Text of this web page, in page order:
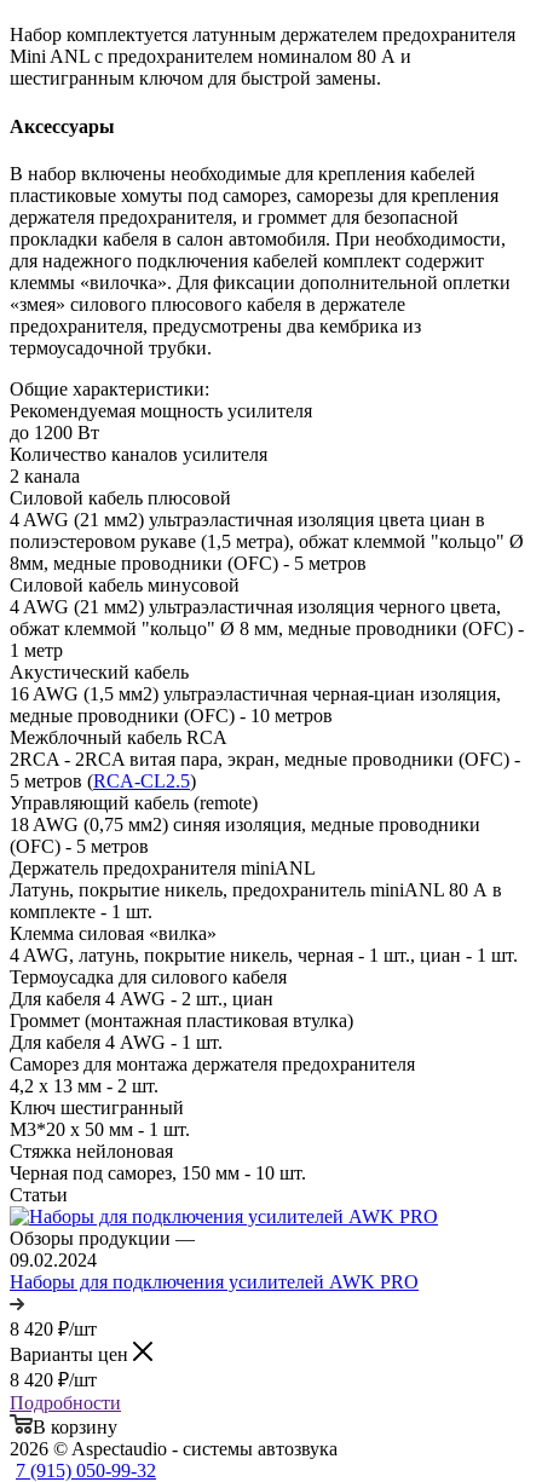
Набор комплектуется латунным держателем предохранителя
Mini ANL с предохранителем номиналом 80 А и
шестигранным ключом для быстрой замены.
Аксессуары
В набор включены необходимые для крепления кабелей
пластиковые хомуты под саморез, саморезы для крепления
держателя предохранителя, и громмет для безопасной
прокладки кабеля в салон автомобиля. При необходимости,
для надежного подключения кабелей комплект содержит
клеммы «вилочка». Для фиксации дополнительной оплетки
«змея» силового плюсового кабеля в держателе
предохранителя, предусмотрены два кембрика из
термоусадочной трубки.
Общие характеристики:
Рекомендуемая мощность усилителя
до 1200 Вт
Количество каналов усилителя
2 канала
Силовой кабель плюсовой
4 AWG (21 мм2) ультраэластичная изоляция цвета циан в
полиэстеровом рукаве (1,5 метра), обжат клеммой "кольцо" Ø
8мм, медные проводники (OFC) - 5 метров
Силовой кабель минусовой
4 AWG (21 мм2) ультраэластичная изоляция черного цвета,
обжат клеммой "кольцо" Ø 8 мм, медные проводники (OFC) -
1 метр
Акустический кабель
16 AWG (1,5 мм2) ультраэластичная черная-циан изоляция,
медные проводники (OFC) - 10 метров
Межблочный кабель RCA
2RCA - 2RCA витая пара, экран, медные проводники (OFC) -
5 метров (RCA-CL2.5)
Управляющий кабель (remote)
18 AWG (0,75 мм2) синяя изоляция, медные проводники
(OFC) - 5 метров
Держатель предохранителя miniANL
Латунь, покрытие никель, предохранитель miniANL 80 А в
комплекте - 1 шт.
Клемма силовая «вилка»
4 AWG, латунь, покрытие никель, черная - 1 шт., циан - 1 шт.
Термоусадка для силового кабеля
Для кабеля 4 AWG - 2 шт., циан
Громмет (монтажная пластиковая втулка)
Для кабеля 4 AWG - 1 шт.
Саморез для монтажа держателя предохранителя
4,2 х 13 мм - 2 шт.
Ключ шестигранный
M3*20 х 50 мм - 1 шт.
Стяжка нейлоновая
Черная под саморез, 150 мм - 10 шт.
Статьи
Обзоры продукции —
09.02.2024
Наборы для подключения усилителей AWK PRO
8 420 ₽/шт
Варианты цен
8 420 ₽/шт
Подробности
В корзину
2026 © Aspectaudio - системы автозвука
7 (915) 050-99-32